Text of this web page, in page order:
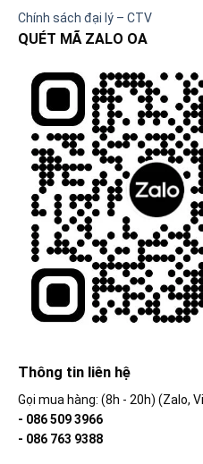
Chính sách đại lý – CTV
QUÉT MÃ ZALO OA
Thông tin liên hệ
Gọi mua hàng: (8h - 20h) (Zalo,
- 086 509 3966
- 086 763 9388